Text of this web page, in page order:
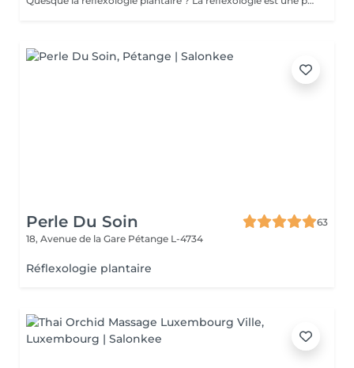
Perle Du Soin
63
18, Avenue de la Gare Pétange L-4734
Réflexologie plantaire